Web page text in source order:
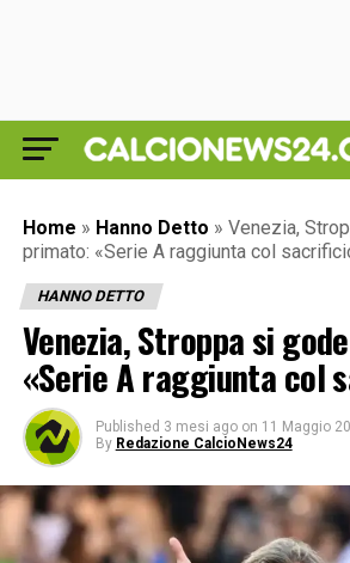
Home » Hanno Detto » Venezia,
primato: «Serie A raggiunta col
HANNO DETTO
Venezia, Stroppa si
«Serie A raggiunta col
Published 3 mesi ago on 11 Maggio
By Redazione CalcioNews24